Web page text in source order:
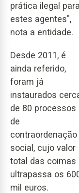
prática ilegal para
estes agentes",
nota a entidade.
Desde 2011, é
ainda referido,
foram já
instaurados
de 80 processos
de
contraordenação
social, cujo valor
total das coimas
ultrapassa os
mil euros.